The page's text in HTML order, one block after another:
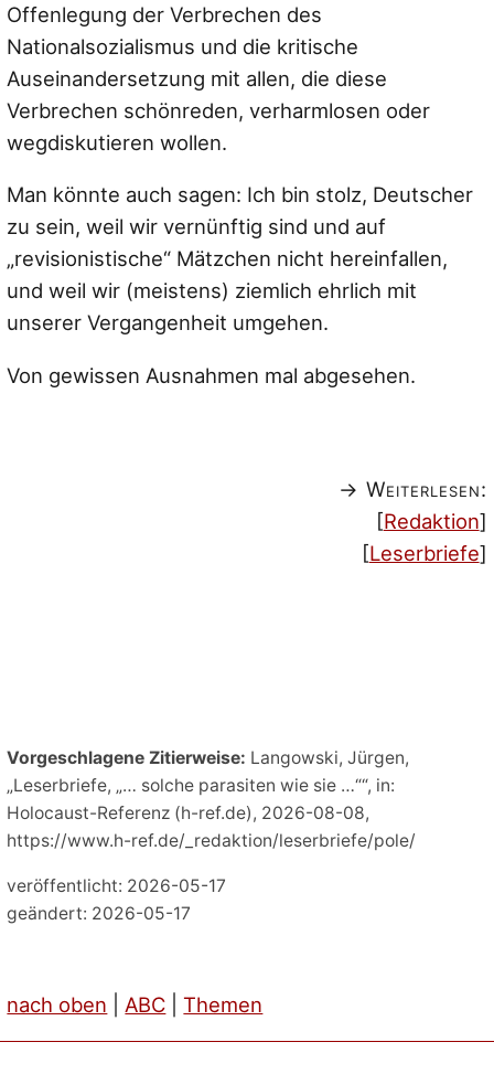
Offenlegung der Verbrechen des
Nationalsozialismus und die kritische
Auseinandersetzung mit allen, die diese
Verbrechen schönreden, verharmlosen oder
wegdiskutieren wollen.
Man könnte auch sagen: Ich bin stolz, Deutscher
zu sein, weil wir vernünftig sind und auf
„revisionistische“ Mätzchen nicht hereinfallen,
und weil wir (meistens) ziemlich ehrlich mit
unserer Vergangenheit umgehen.
Von gewissen Ausnahmen mal abgesehen.
→ Weiterlesen:
[Redaktion]
[Leserbriefe]
Vorgeschlagene Zitierweise: Langowski, Jürgen,
„Leserbriefe, „… solche parasiten wie sie …““, in:
Holocaust-Referenz (h-ref.de), 2026-08-08,
https://www.h-ref.de/_redaktion/leserbriefe/pole/
veröffentlicht: 2026-05-17
geändert: 2026-05-17
nach oben ABC |Themen